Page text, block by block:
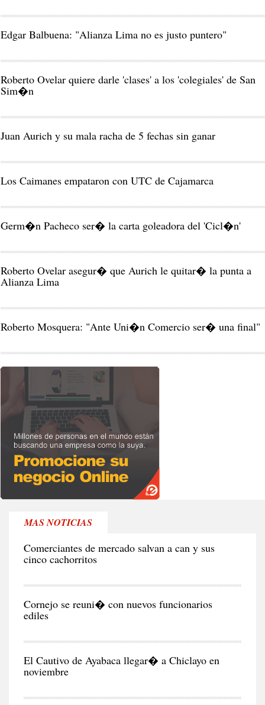
Edgar Balbuena: "Alianza Lima no es justo puntero"
Roberto Ovelar quiere darle 'clases' a los 'colegiales' de San
Sim�n
Juan Aurich y su mala racha de 5 fechas sin ganar
Los Caimanes empataron con UTC de Cajamarca
Germ�n Pacheco ser� la carta goleadora del 'Cicl�n'
Roberto Ovelar asegur� que Aurich le quitar� la punta a
Alianza Lima
Roberto Mosquera: "Ante Uni�n Comercio ser� una final"
MAS NOTICIAS
Comerciantes de mercado salvan a can y sus
cinco cachorritos
Cornejo se reuni� con nuevos funcionarios
ediles
El Cautivo de Ayabaca llegar� a Chiclayo en
noviembre